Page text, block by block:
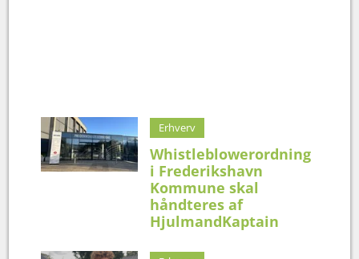
Erhverv
Whistleblowerordning
i Frederikshavn
Kommune skal
håndteres af
HjulmandKaptain